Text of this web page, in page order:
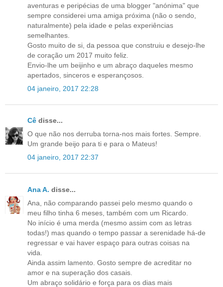
aventuras e peripécias de uma blogger "anónima" que
sempre considerei uma amiga próxima (não o sendo,
naturalmente) pela idade e pelas experiências
semelhantes.
Gosto muito de si, da pessoa que construiu e desejo-lhe
de coração um 2017 muito feliz.
Envio-lhe um beijinho e um abraço daqueles mesmo
apertados, sinceros e esperançosos.
04 janeiro, 2017 22:28
Cê disse...
O que não nos derruba torna-nos mais fortes. Sempre.
Um grande beijo para ti e para o Mateus!
04 janeiro, 2017 22:37
Ana A. disse...
Ana, não comparando passei pelo mesmo quando o
meu filho tinha 6 meses, também com um Ricardo.
No início é uma merda (mesmo assim com as letras
todas!) mas quando o tempo passar a serenidade há-de
regressar e vai haver espaço para outras coisas na
vida.
Ainda assim lamento. Gosto sempre de acreditar no
amor e na superação dos casais.
Um abraço solidário e força para os dias mais